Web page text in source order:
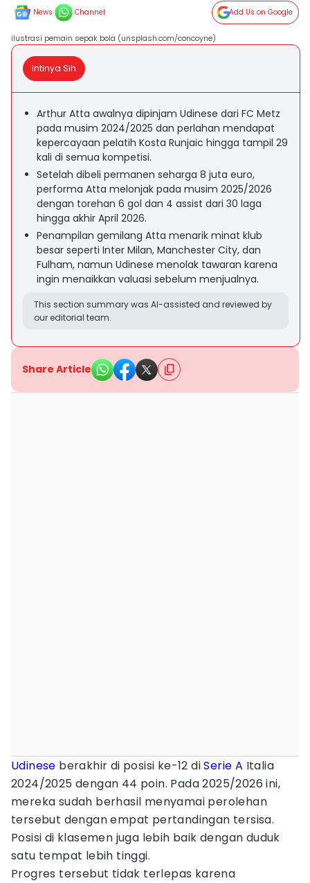
News Channel Add Us on Google
ilustrasi pemain sepak bola (unsplash.com/concoyne)
Intinya Sih
Arthur Atta awalnya dipinjam Udinese dari FC Metz
pada musim 2024/2025 dan perlahan mendapat
kepercayaan pelatih Kosta Runjaic hingga tampil 29
kali di semua kompetisi.
Setelah dibeli permanen seharga 8 juta euro,
performa Atta melonjak pada musim 2025/2026
dengan torehan 6 gol dan 4 assist dari 30 laga
hingga akhir April 2026.
Penampilan gemilang Atta menarik minat klub
besar seperti Inter Milan, Manchester City, dan
Fulham, namun Udinese menolak tawaran karena
ingin menaikkan valuasi sebelum menjualnya.
This section summary was AI-assisted and reviewed by
our editorial team.
Share Article
Udinese berakhir di posisi ke-12 diSerie A Italia
2024/2025 dengan 44 poin. Pada 2025/2026 ini,
mereka sudah berhasil menyamai perolehan
tersebut dengan empat pertandingan tersisa.
Posisi di klasemen juga lebih baik dengan duduk
satu tempat lebih tinggi.
Progres tersebut tidak terlepas karena